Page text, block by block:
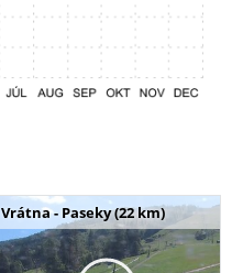
Vrátna - Paseky (22 km)